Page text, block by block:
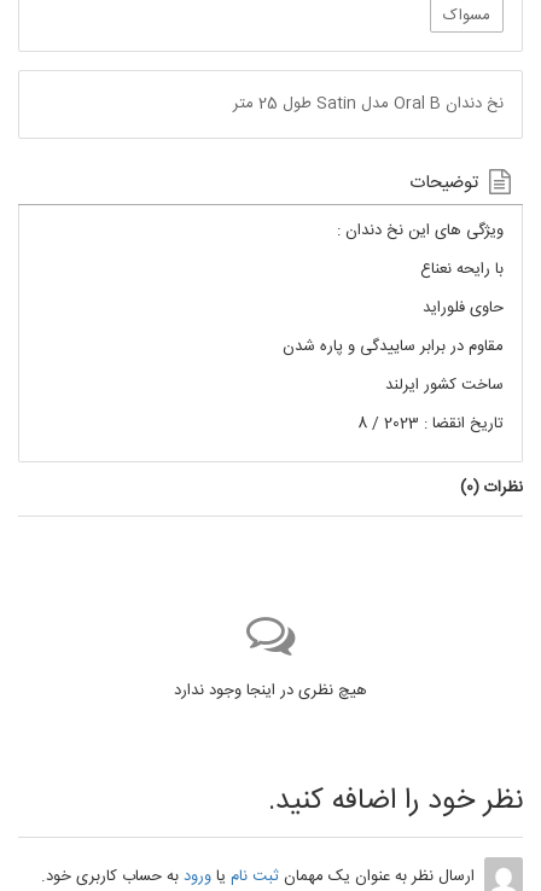
مسواک
نخ دندان Oral B مدل Satin طول 25 متر
توضیحات
ویژگی های این نخ دندان :
با رایحه نعناع
حاوی فلوراید
مقاوم در برابر ساییدگی و پاره شدن
ساخت کشور ایرلند
تاریخ انقضا : 2023 / 8
نظرات (0
)
هیچ نظری در اینجا وجود ندارد
نظر خود را اضافه کنید.
ارسال نظر به عنوان یک مهمانثبت نام یاورودبه حساب کاربری خود.